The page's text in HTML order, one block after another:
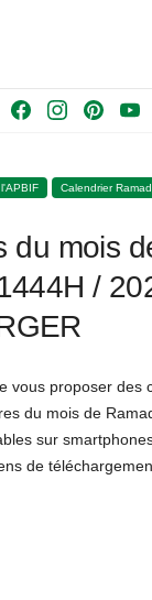
e
o
k
t
g
m
t
r
s
Y
T
b
Calendrier
du mois
/
vous proposer des
du mois de
sur
de